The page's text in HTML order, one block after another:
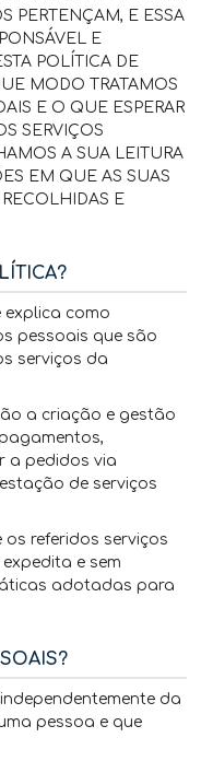
PERTENÇAM, E ESSA
E
POLÍTICA DE
MODO TRATAMOS
E O QUE ESPERAR
SERVIÇOS
A SUA LEITURA
EM QUE AS SUAS
E
explica como
pessoais que são
serviços da
a criação e gestão
a pedidos via
de serviços
os referidos serviços
e sem
adotadas para
da
pessoa e que